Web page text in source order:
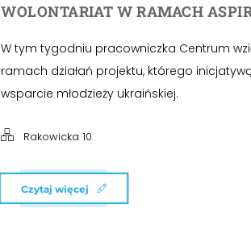
WOLONTARIAT W RAMACH
W tym tygodniu pracowniczka Centrum
ramach działań projektu, którego
wsparcie młodzieży ukraińskiej.
Rakowicka 10
Czytaj więcej